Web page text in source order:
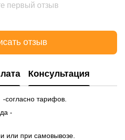
первый отзыв
отзыв
Консультация
согласно тарифов.
-
или при самовывозе.